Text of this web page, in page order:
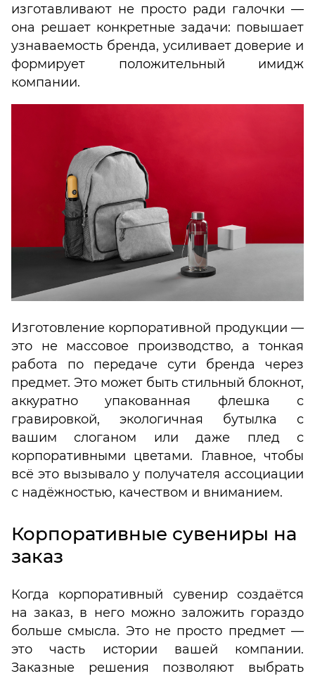
изготавливают не просто ради галочки —
она решает конкретные задачи: повышает
узнаваемость бренда, усиливает доверие и
формирует положительный имидж
компании.
Изготовление корпоративной продукции —
это не массовое производство, а тонкая
работа по передаче сути бренда через
предмет. Это может быть стильный блокнот,
аккуратно упакованная флешка с
гравировкой, экологичная бутылка с
вашим слоганом или даже плед с
корпоративными цветами. Главное, чтобы
всё это вызывало у получателя ассоциации
с надёжностью, качеством и вниманием.
Корпоративные сувениры на
заказ
Когда корпоративный сувенир создаётся
на заказ, в него можно заложить гораздо
больше смысла. Это не просто предмет —
это часть истории вашей компании.
Заказные решения позволяют выбрать